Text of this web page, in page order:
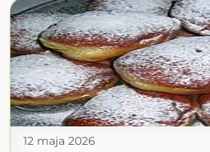
12 maja 2026